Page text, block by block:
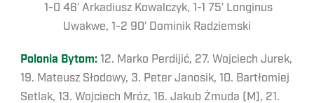
1-0 46′ Arkadiusz Kowalczyk, 1-1 75′ Longinus
Uwakwe, 1-2 90′ Dominik Radziemski
Polonia Bytom: 12. Marko Perdijić, 27. Wojciech Jurek,
19. Mateusz Słodowy, 3. Peter Janosik, 10. Bartłomiej
Setlak, 13. Wojciech Mróz, 16. Jakub Żmuda (M), 21.